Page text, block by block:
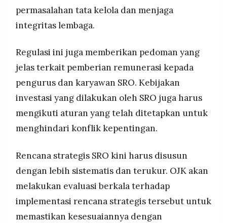
permasalahan tata kelola dan menjaga
integritas lembaga.
Regulasi ini juga memberikan pedoman yang
jelas terkait pemberian remunerasi kepada
pengurus dan karyawan SRO. Kebijakan
investasi yang dilakukan oleh SRO juga harus
mengikuti aturan yang telah ditetapkan untuk
menghindari konflik kepentingan.
Rencana strategis SRO kini harus disusun
dengan lebih sistematis dan terukur. OJK akan
melakukan evaluasi berkala terhadap
implementasi rencana strategis tersebut untuk
memastikan kesesuaiannya dengan